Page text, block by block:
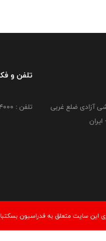
آزادی ضلع غربی
تلفن و
تلفن : 02149764000
سايت متعلق به فدراسیون